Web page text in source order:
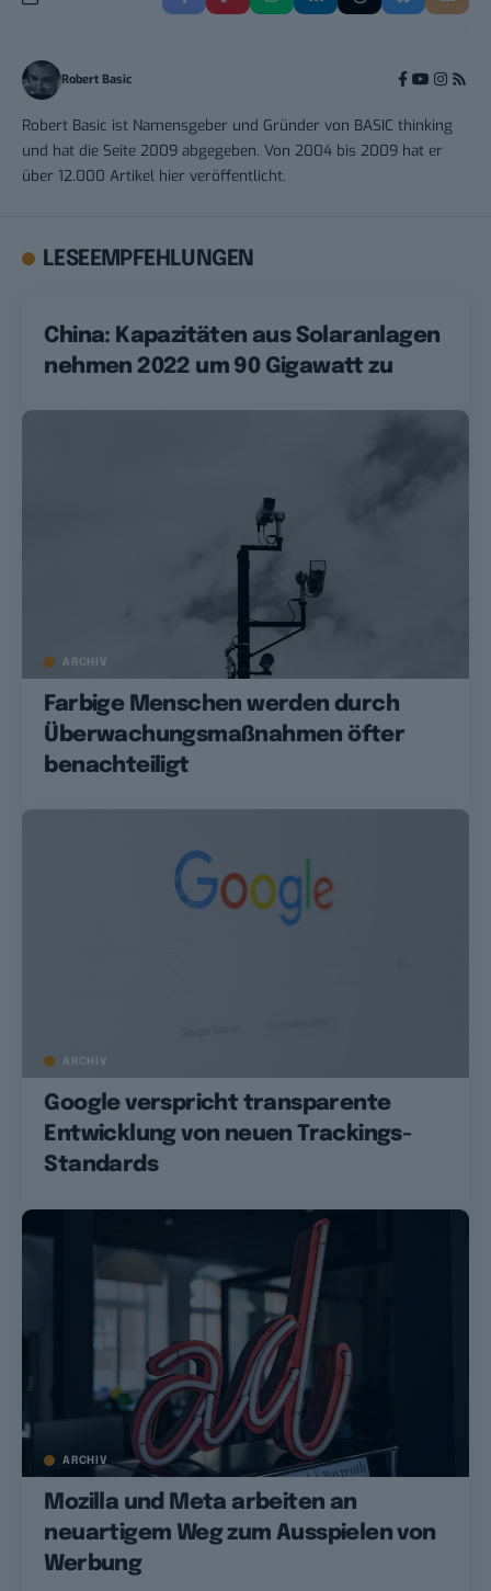
Robert Basic
Robert Basic ist Namensgeber und Gründer von BASIC thinking
und hat die Seite 2009 abgegeben. Von 2004 bis 2009 hat er
über 12.000 Artikel hier veröffentlicht.
LESEEMPFEHLUNGEN
China: Kapazitäten aus Solaranlagen
nehmen 2022 um 90 Gigawatt zu
ARCHIV
Farbige Menschen werden durch
Überwachungsmaßnahmen öfter
benachteiligt
ARCHIV
Google verspricht transparente
Entwicklung von neuen Trackings-
Standards
ARCHIV
Mozilla und Meta arbeiten an
neuartigem Weg zum Ausspielen von
Werbung